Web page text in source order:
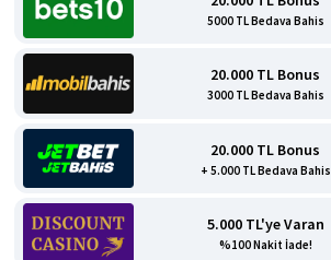
5000 TL Bedava Bahis
20.000 TL Bonus
3000 TL Bedava Bahis
20.000 TL Bonus
+ 5.000 TL Bedava Bahis
5.000 TL'ye Varan
%100 Nakit İade!